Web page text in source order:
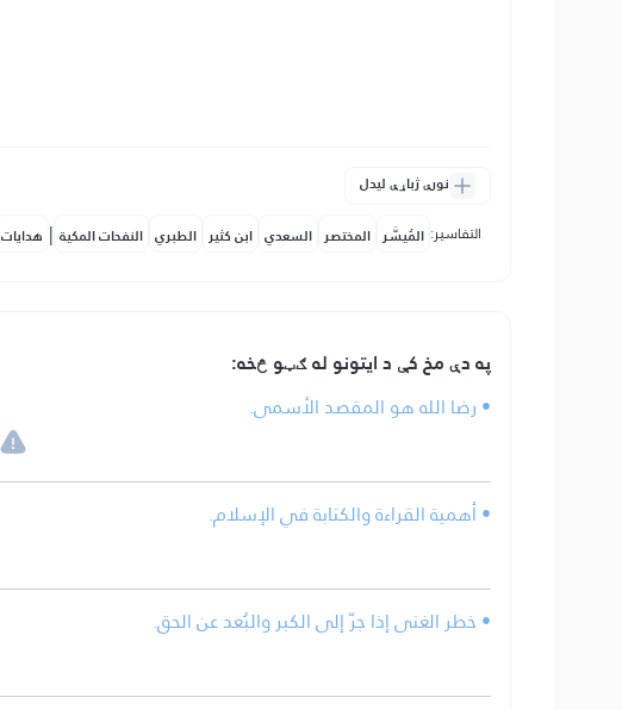
نورې ژباړې لیدل
التفاسير: المُيسَّر المختصر السعدي ابن كثير الطبري النفحات المكية | هدايات
په دې مخ کې د ایتونو له ګټو څخه:
• رضا الله هو المقصد الأسمى.
• أهمية القراءة والكتابة في الإسلام.
• خطر الغنى إذا جرّ إلى الكبر والبُعد عن الحق.